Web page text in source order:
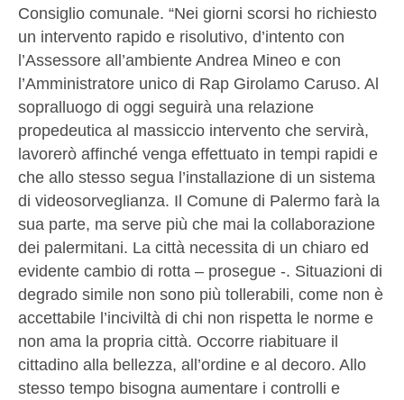
Consiglio comunale. “Nei giorni scorsi ho richiesto
un intervento rapido e risolutivo, d’intento con
l’Assessore all’ambiente Andrea Mineo e con
l’Amministratore unico di Rap Girolamo Caruso. Al
sopralluogo di oggi seguirà una relazione
propedeutica al massiccio intervento che servirà,
lavorerò affinché venga effettuato in tempi rapidi e
che allo stesso segua l’installazione di un sistema
di videosorveglianza. Il Comune di Palermo farà la
sua parte, ma serve più che mai la collaborazione
dei palermitani. La città necessita di un chiaro ed
evidente cambio di rotta – prosegue -. Situazioni di
degrado simile non sono più tollerabili, come non è
accettabile l’inciviltà di chi non rispetta le norme e
non ama la propria città. Occorre riabituare il
cittadino alla bellezza, all’ordine e al decoro. Allo
stesso tempo bisogna aumentare i controlli e